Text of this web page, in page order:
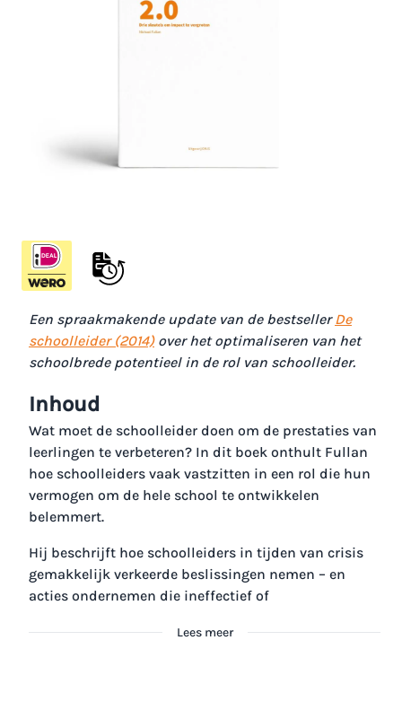
Schoolleider 2.0
Een spraakmakende update van de bestsellerDe
schoolleider (2014)over het optimaliseren van het
schoolbrede potentieel in de rol van schoolleider.
Inhoud
Wat moet de schoolleider doen om de prestaties van
leerlingen te verbeteren? In dit boek onthult Fullan
hoe schoolleiders vaak vastzitten in een rol die hun
vermogen om de hele school te ontwikkelen
belemmert.
Hij beschrijft hoe schoolleiders in tijden van crisis
gemakkelijk verkeerde beslissingen nemen – en
acties ondernemen die ineffectief of
Lees meer